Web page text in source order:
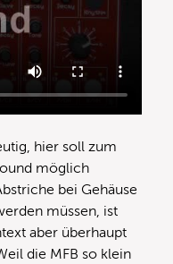
hier soll zum
möglich
bei Gehäuse
müssen, ist
aber überhaupt
die MFB so klein